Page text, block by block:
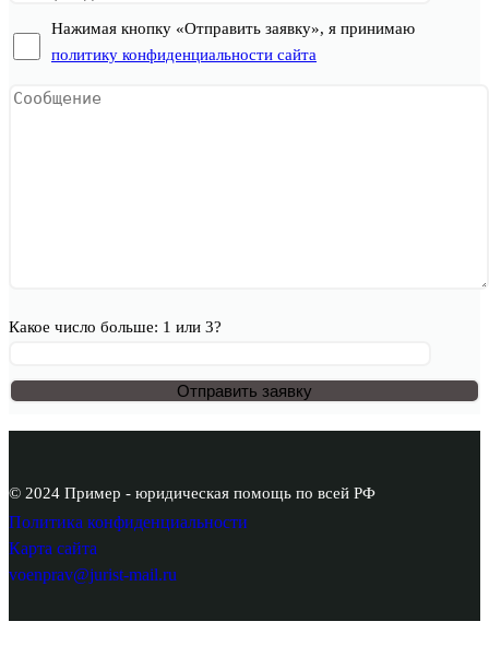
Нажимая кнопку «Отправить заявку», я принимаю
политику конфиденциальности сайта
Какое число больше: 1 или 3?
© 2024 Пример - юридическая помощь по всей РФ
Политика конфиденциальности
Карта сайта
voenprav@jurist-mail.ru